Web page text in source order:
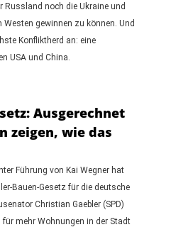
Russland noch die Ukraine und
gewinnen zu können. Und
Konfliktherd an: eine
USA und China.
Ausgerechnet
zeigen, wie das
Führung von Kai Wegner hat
Bauen-Gesetz für die deutsche
Christian Gaebler (SPD)
mehr Wohnungen in der Stadt